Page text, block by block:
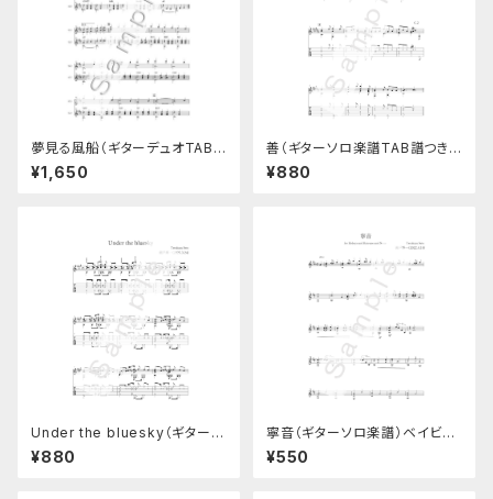
夢見る風船（ギターデュオTAB
譜付き楽譜）
¥1,650
善（ギターソロ楽譜TAB譜つき）
ベイビーズソングNo.6
¥880
Under the bluesky（ギターソ
ロ楽譜）TAB譜つき
¥880
寧音（ギターソロ楽譜）ベイビー
ズソングNo.3
¥550